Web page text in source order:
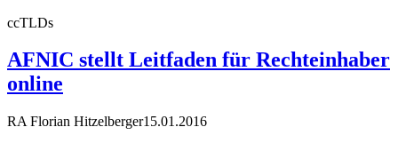
ccTLDs
AFNIC stellt Leitfaden für Rechteinhaber
online
RA Florian Hitzelberger15.01.2016